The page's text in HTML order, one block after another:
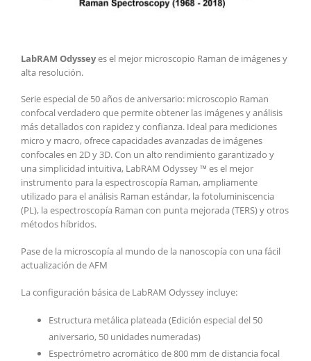
LabRAM Odysseyes el mejor microscopio Raman de imágenes y
alta resolución.
Serie especial de 50 años de aniversario: microscopio Raman
confocal verdadero que permite obtener las imágenes y análisis
más detallados con rapidez y confianza. Ideal para mediciones
micro y macro, ofrece capacidades avanzadas de imágenes
confocales en 2D y 3D. Con un alto rendimiento garantizado y
una simplicidad intuitiva, LabRAM Odyssey ™ es el mejor
instrumento para la espectroscopía Raman, ampliamente
utilizado para el análisis Raman estándar, la fotoluminiscencia
(PL), la espectroscopía Raman con punta mejorada (TERS) y otros
métodos híbridos.
Pase de la microscopía al mundo de la nanoscopía con una fácil
actualización de AFM
La configuración básica de LabRAM Odyssey incluye:
Estructura metálica plateada (Edición especial del 50
aniversario, 50 unidades numeradas)
Espectrómetro acromático de 800 mm de distancia focal